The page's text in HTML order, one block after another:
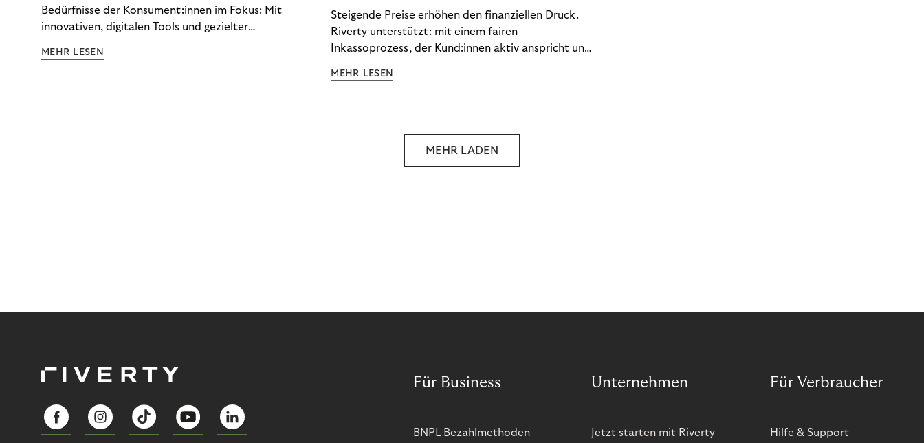
Bedürfnisse der Konsument:innen im Fokus: Mit
innovativen, digitalen Tools und gezielter
ein Leben in finanzieller Freiheit zu führen. So
MEHR LESEN
Steigende Preise erhöhen den finanziellen Druck.
Riverty unterstützt: mit einem fairen
Inkassoprozess, der Kund:innen aktiv anspricht und
Finanzbildung ermöglicht. So bleiben Menschen
MEHR LESEN
MEHR LADEN
Für Business
BNPL Bezahlmethoden
Unternehmen
Jetzt starten mit Riverty
Für Verbraucher
Hilfe & Support